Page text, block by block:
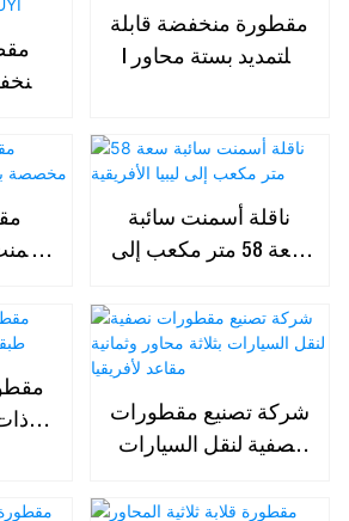
مقطورة منخفضة قابلة
للتمديد بستة محاور |
ناقلة أسمنت سائبة
سعة 58 متر مكعب إلى
شركة تصنيع مقطورات
نصفية لنقل السيارات
مقاعد لأفريقيا